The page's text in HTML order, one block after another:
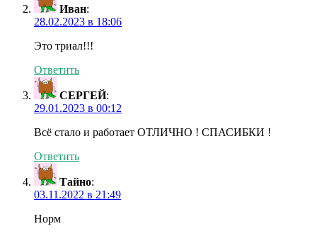
Иван:
28.02.2023 в 18:06
Это триал!!!
Ответить
СЕРГЕЙ:
29.01.2023 в 00:12
Всё стало и работает ОТЛИЧНО ! СПАСИБКИ !
Ответить
Тайно:
03.11.2022 в 21:49
Норм